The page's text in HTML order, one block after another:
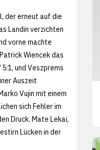
der erneut auf die
Landin verzichten
vorne machte
Wiencek das
und Veszprems
Auszeit
Vujin mit einem
sich Fehler im
Druck. Mate Lekai,
Lücken in der